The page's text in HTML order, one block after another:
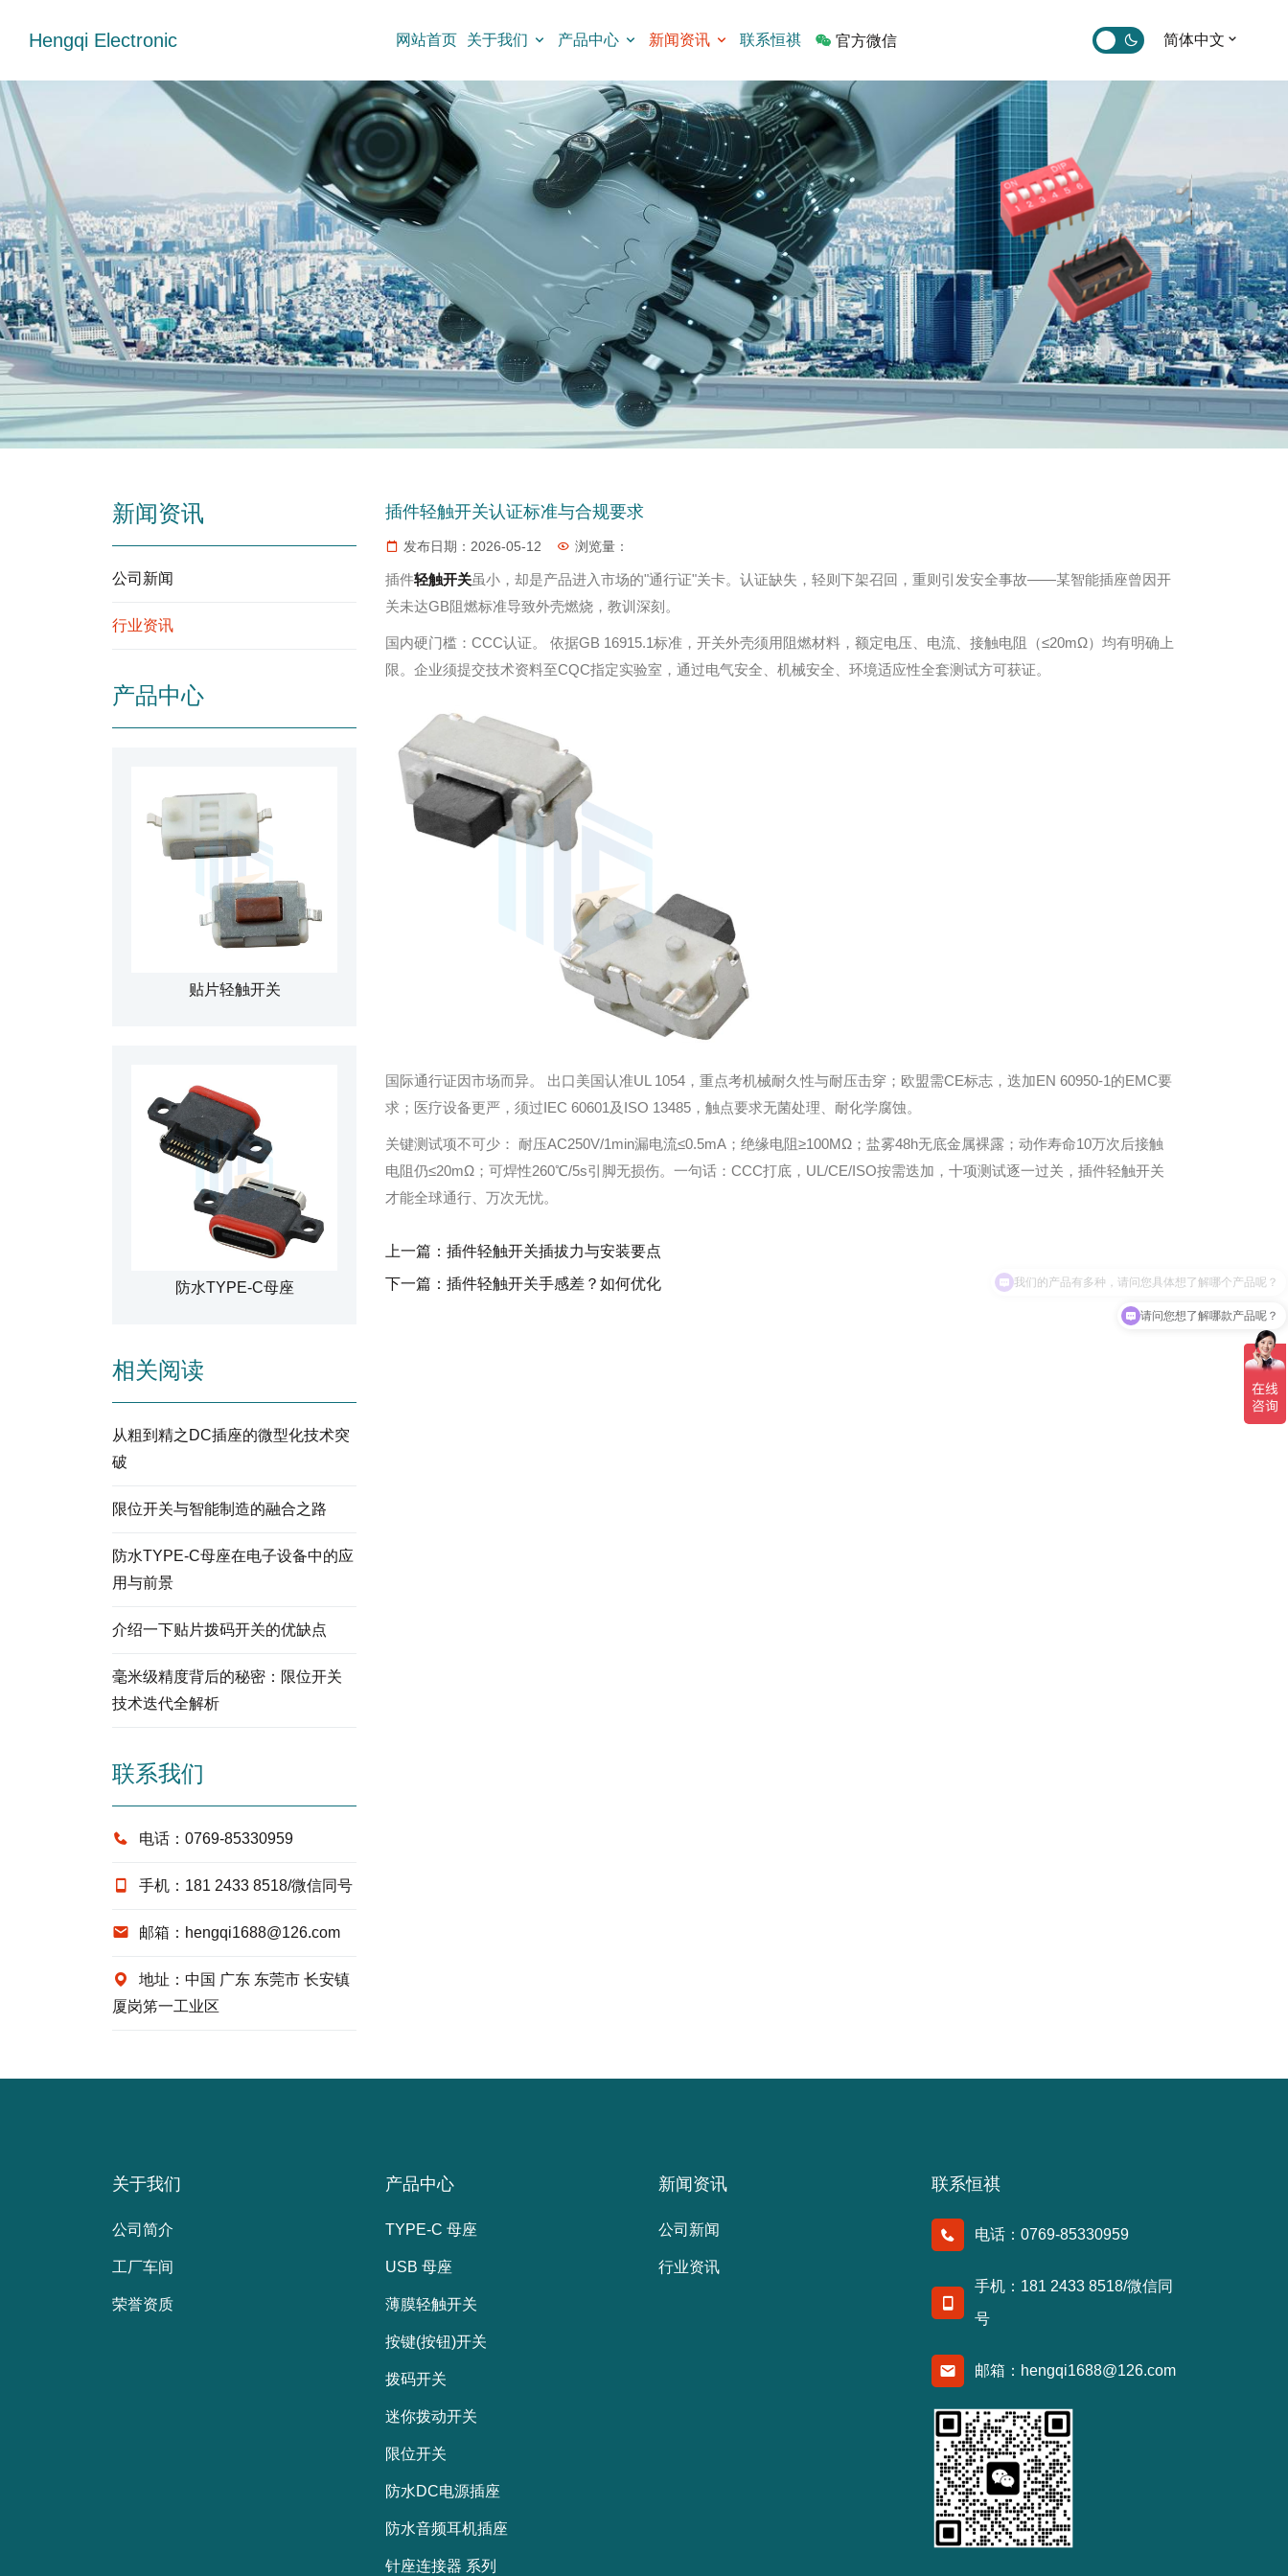
Hengqi Electronic 网站首页 关于我们 产品中心 新闻资讯 联系恒祺 官方微信 简体中文
动开关 HDMI母座 mini拨动开关 按键开关 限位开关 拨码开关 轻触开关
插件轻触开关认证标准与合规要求
发布日期：2026-05-12 浏览量：
插件轻触开关虽小，却是产品进入市场的"通行证"关卡。认证缺失，轻则下架召回，重则引发安全事故——某智能插座曾因开
关未达GB阻燃标准导致外壳燃烧，教训深刻。
国内硬门槛：CCC认证。 依据GB 16915.1标准，开关外壳须用阻燃材料，额定电压、电流、接触电阻（≤20mΩ）均有明确上
限。企业须提交技术资料至CQC指定实验室，通过电气安全、机械安全、环境适应性全套测试方可获证。
国际通行证因市场而异。 出口美国认准UL 1054，重点考机械耐久性与耐压击穿；欧盟需CE标志，迭加EN 60950-1的EMC要
求；医疗设备更严，须过IEC 60601及ISO 13485，触点要求无菌处理、耐化学腐蚀。
关键测试项不可少： 耐压AC250V/1min漏电流≤0.5mA；绝缘电阻≥100MΩ；盐雾48h无底金属裸露；动作寿命10万次后接触
电阻仍≤20mΩ；可焊性260℃/5s引脚无损伤。一句话：CCC打底，UL/CE/ISO按需迭加，十项测试逐一过关，插件轻触开关
才能全球通行、万次无忧。
上一篇： 插件轻触开关插拔力与安装要点
下一篇： 插件轻触开关手感差？如何优化
新闻资讯
公司新闻
行业资讯
产品中心
贴片轻触开关
防水TYPE-C母座
相关阅读
从粗到精之DC插座的微型化技术突
破
限位开关与智能制造的融合之路
防水TYPE-C母座在电子设备中的应
用与前景
介绍一下贴片拨码开关的优缺点
毫米级精度背后的秘密：限位开关
技术迭代全解析
联系我们
电话：0769-85330959
手机：181 2433 8518/微信同号
邮箱：hengqi1688@126.com
地址：中国 广东 东莞市 长安镇
厦岗笫一工业区
关于我们
公司简介
工厂车间
荣誉资质
产品中心
TYPE-C 母座
USB 母座
薄膜轻触开关
按键(按钮)开关
拨码开关
迷你拨动开关
限位开关
防水DC电源插座
防水音频耳机插座
针座连接器 系列
新闻资讯
公司新闻
行业资讯
联系恒祺
电话：0769-85330959
手机：181 2433 8518/微信同
号
邮箱：hengqi1688@126.com
请问您想了解哪款产品呢？